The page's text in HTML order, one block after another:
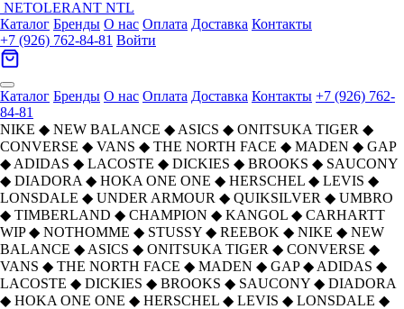
NETOLERANT NTL
Каталог Бренды О нас Оплата Доставка Контакты
+7 (926) 762-84-81 Войти
Каталог Бренды О нас Оплата Доставка Контакты +7 (926) 762-
84-81
NIKE ◆ NEW BALANCE ◆ ASICS ◆ ONITSUKA TIGER ◆
CONVERSE ◆ VANS ◆ THE NORTH FACE ◆ MADEN ◆ GAP
◆ ADIDAS ◆ LACOSTE ◆ DICKIES ◆ BROOKS ◆ SAUCONY
◆ DIADORA ◆ HOKA ONE ONE ◆ HERSCHEL ◆ LEVIS ◆
LONSDALE ◆ UNDER ARMOUR ◆ QUIKSILVER ◆ UMBRO
◆ TIMBERLAND ◆ CHAMPION ◆ KANGOL ◆ CARHARTT
WIP ◆ NOTHOMME ◆ STUSSY ◆ REEBOK ◆ NIKE ◆ NEW
BALANCE ◆ ASICS ◆ ONITSUKA TIGER ◆ CONVERSE ◆
VANS ◆ THE NORTH FACE ◆ MADEN ◆ GAP ◆ ADIDAS ◆
LACOSTE ◆ DICKIES ◆ BROOKS ◆ SAUCONY ◆ DIADORA
◆ HOKA ONE ONE ◆ HERSCHEL ◆ LEVIS ◆ LONSDALE ◆